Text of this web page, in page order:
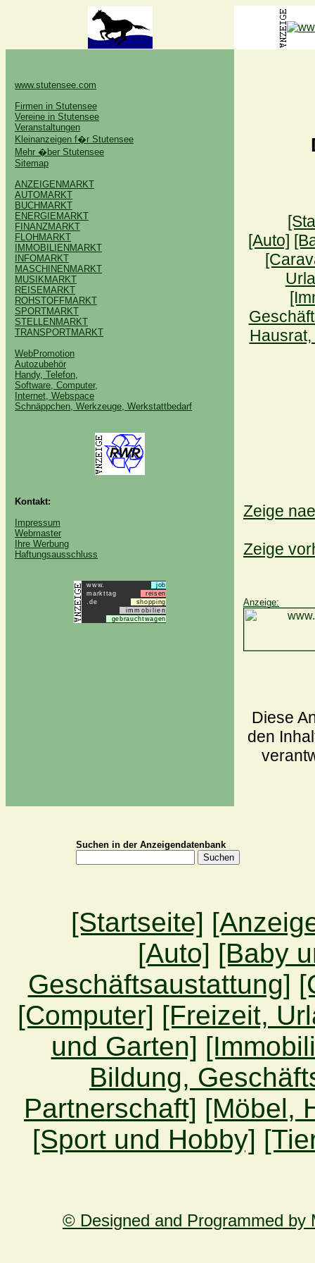
www.stutensee.com
Firmen in Stutensee
Vereine in Stutensee
Veranstaltungen
Kleinanzeigen f�r Stutensee
Mehr �ber Stutensee
Sitemap
ANZEIGENMARKT
AUTOMARKT
BUCHMARKT
ENERGIEMARKT
FINANZMARKT
FLOHMARKT
IMMOBILIENMARKT
INFOMARKT
MASCHINENMARKT
MUSIKMARKT
REISEMARKT
ROHSTOFFMARKT
SPORTMARKT
STELLENMARKT
TRANSPORTMARKT
WebPromotion
Autozubehör
Handy, Telefon,
Software, Computer,
Internet, Webspace
Schnäppchen, Werkzeuge, Werkstattbedarf
Kontakt:
Impressum
Webmaster
Ihre Werbung
Haftungsausschluss
www.
markttag
.de
job
reisen
shopping
immobilien
gebrauchtwagen
[Auto]
Zeige
Zeige
Anzeige:
Diese
den
Suchen in der Anzeigendatenbank
[Startseite]
[Auto] [Baby
Geschäftsaustattung]
[Computer] [Freizeit,
und Garten]
Bildung,
Partnerschaft] [Möbel,
[Sport und Hobby]
© Designed and Programmed by